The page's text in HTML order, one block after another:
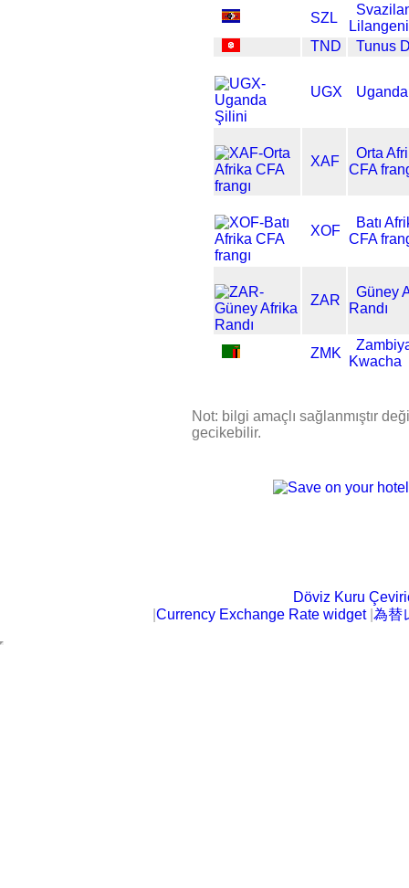
SZL
Lilangeni
TND
Tunus
UGX
XAF
Orta
CFA
XOF
Batı
CFA
ZAR
Güney
Randı
ZMK
Kwacha
Not: bilgi amaçlı sağlanmıştır
gecikebilir.
Döviz Kuru
|Currency Exchange Rate widget|為替